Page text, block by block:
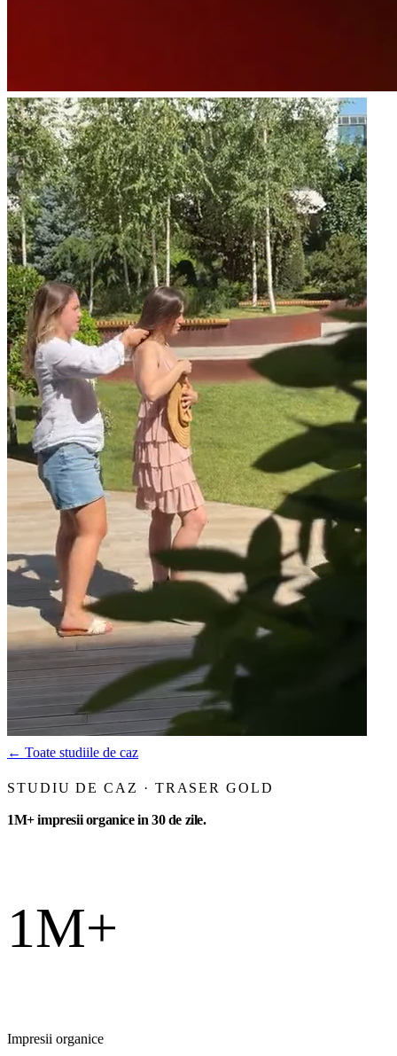
← Toate studiile de caz
STUDIU DE CAZ · TRASER GOLD
1M+ impresii organice in 30 de zile.
1M+
Impresii organice